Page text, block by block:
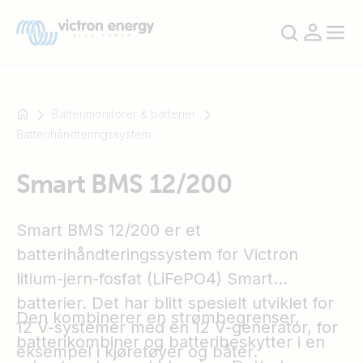
eksempel
Multiplus-
Orion
SmartShunt
Batterimonitorer & batterier
Batterihåndteringssystem
Smart BMS 12/200
Smart BMS 12/200 er et
batterihåndteringssystem for Victron
litium-jern-fosfat (LiFePO4) Smart
batterier. Det har blitt spesielt utviklet for
12 V-systemer med en 12 V-generator, for
eksempel i kjøretøyer og båter.
Den kombinerer en strømbegrenser,
batterikombiner og batteribeskytter i en